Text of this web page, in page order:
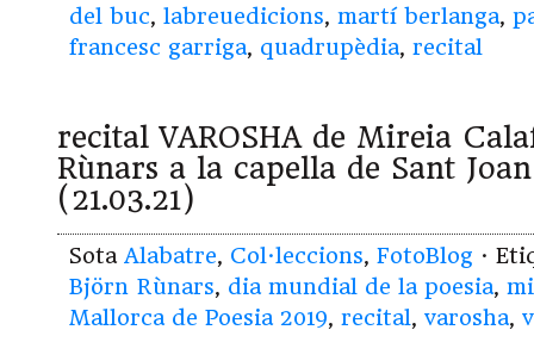
del buc, labreuedicions, martí berlanga,
francesc garriga, quadrupèdia, recital
recital VAROSHA de Mireia
Rùnars a la capella de Sant
(21.03.21)
Sota Alabatre, Col·leccions, FotoBlog ·
Björn Rùnars, dia mundial de la poesia,
Mallorca de Poesia 2019, recital, varosha,